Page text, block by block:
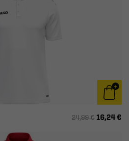
24,99 € 16,24 €